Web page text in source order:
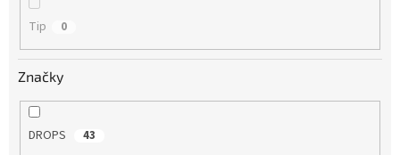
Tip 0
Značky
DROPS 43